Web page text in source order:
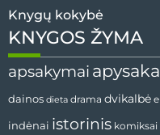
Knygų kokybė
KNYGOS ŽYMA
apsakymai apysaka
dainos dieta drama dvikalbė
indėnai istorinis komiksai